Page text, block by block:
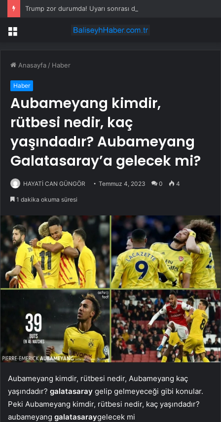
Menü
Anasayfa / Haber
Haber
Aubameyang kimdir,
rütbesi nedir, kaç
yaşındadır? Aubameyang
Galatasaray’a gelecek mi?
HAYATİ CAN GÜNGÖR Temmuz 4, 2023 0 4
1 dakika okuma süresi
Aubameyang kimdir, rütbesi nedir, Aubameyang kaç
yaşındadır? galatasaray gelip gelmeyeceği gibi konular.
Peki Aubameyang kimdir, rütbesi nedir, kaç yaşındadır?
aubameyang galatasaraygelecek mi